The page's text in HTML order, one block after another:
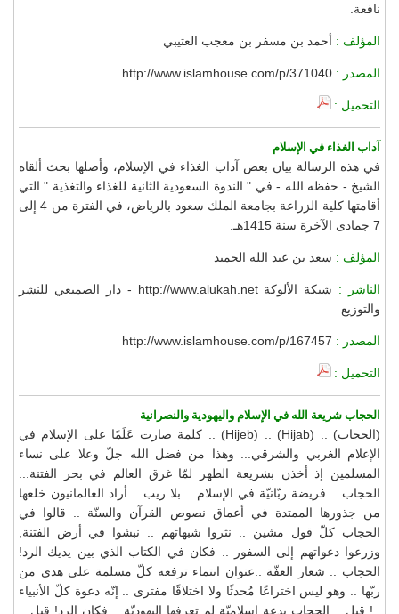
نافعة.
المؤلف : أحمد بن مسفر بن معجب العتيبي
المصدر : http://www.islamhouse.com/p/371040
التحميل :
آداب الغذاء في الإسلام
في هذه الرسالة بيان بعض آداب الغذاء في الإسلام، وأصلها بحث ألقاه
الشيخ - حفظه الله - في " الندوة السعودية الثانية للغذاء والتغذية " التي
أقامتها كلية الزراعة بجامعة الملك سعود بالرياض، في الفترة من 4 إلى
7 جمادى الآخرة سنة 1415هـ.
المؤلف : سعد بن عبد الله الحميد
الناشر :
شبكة الألوكة http://www.alukah.net - دار الصميعي للنشر
والتوزيع
المصدر : http://www.islamhouse.com/p/167457
التحميل :
الحجاب شريعة الله في الإسلام واليهودية والنصرانية
(الحجاب) .. (Hijab) .. (Hijeb) .. كلمة صارت عَلَمًا على الإسلام في
الإعلام الغربي والشرقي... وهذا من فضل الله جلّ وعلا على نساء
المسلمين إذ أخذن بشريعة الطهر لمّا غرق العالم في بحر الفتنة...
الحجاب .. فريضة ربّانيّة في الإسلام .. بلا ريب .. أراد العالمانيون خلعها
من جذورها الممتدة في أعماق نصوص القرآن والسنّة .. قالوا في
الحجاب كلّ قول مشين .. نثروا شبهاتهم .. نبشوا في أرض الفتنة,
وزرعوا دعواتهم إلى السفور .. فكان في الكتاب الذي بين يديك الرد!
الحجاب .. شعار العفّة ..عنوان انتماء ترفعه كلّ مسلمة على هدى من
ربّها .. وهو ليس اختراعًا مُحدثًا ولا اختلاقًا مفترى .. إنّه دعوة كلّ الأنبياء
..! قيل .. الحجاب بدعة إسلاميّة لم تعرفها اليهوديّة .. فكان الرد! قيل ..